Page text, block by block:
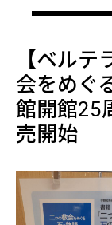
【ベル
会をめぐ
館開館25
売開始